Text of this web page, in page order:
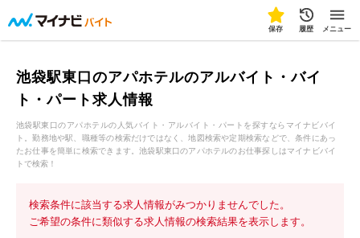
保存 履歴 メニュー
池袋駅東口のアパホテルのアルバイト・バイ
ト・パート求人情報
池袋駅東口のアパホテルの人気バイト・アルバイト・パートを探すならマイナビバイ
ト。勤務地や駅、職種等の検索だけではなく、地図検索や定期検索などで、条件にあっ
たお仕事を簡単に検索できます。池袋駅東口のアパホテルのお仕事探しはマイナビバイ
トで検索！
検索条件に該当する求人情報がみつかりませんでした。
ご希望の条件に類似する求人情報の検索結果を表示します。